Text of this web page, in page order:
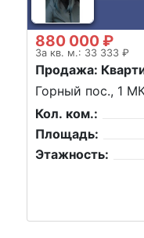
880 000 ₽
За кв. м.: 33 333 ₽
Продажа:
Горный пос., 1
Кол. ком.:
Площадь:
Этажность: